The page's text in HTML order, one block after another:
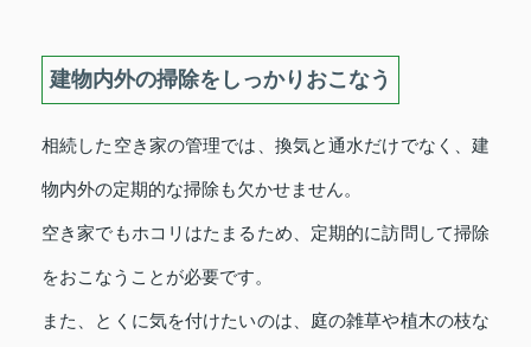
建物内外の掃除をしっかりおこなう
相続した空き家の管理では、換気と通水だけでなく、建
物内外の定期的な掃除も欠かせません。
空き家でもホコリはたまるため、定期的に訪問して掃除
をおこなうことが必要です。
また、とくに気を付けたいのは、庭の雑草や植木の枝な